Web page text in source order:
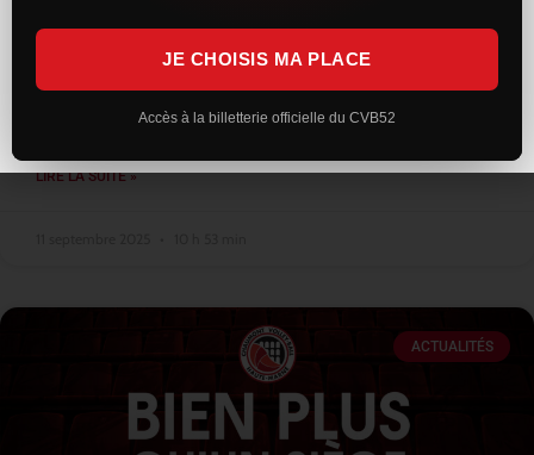
Alors que la reprise a lieu mi août pour les premiers arrivants
cette saison, comme à son habitude, le club n’a pas ouvert les
entraînements au public. Seuls quelques privilégiés
LIRE LA SUITE »
ACTUALITÉS
JE CHOISIS MA PLACE
Accès à la billetterie officielle du CVB52